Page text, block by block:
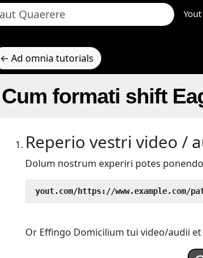
Yout
← Ad omnia tutorials
Cum formati shift
Reperio vestri video /
Dolum nostrum experiri potes
yout.com/https://www.example.com/
Or Effingo Domicilium tui video/audii